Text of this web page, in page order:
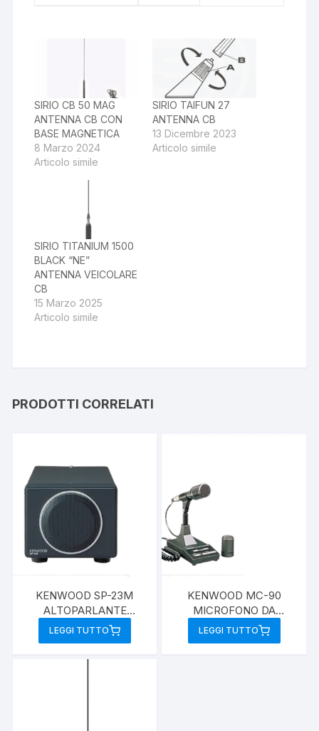
SIRIO CB 50 MAG
ANTENNA CB CON
BASE MAGNETICA
8 Marzo 2024
Articolo simile
SIRIO TAIFUN 27
ANTENNA CB
13 Dicembre 2023
Articolo simile
SIRIO TITANIUM 1500
BLACK “NE”
ANTENNA VEICOLARE
CB
15 Marzo 2025
Articolo simile
PRODOTTI CORRELATI
KENWOOD SP-23M
ALTOPARLANTE
ESTERNO
LEGGI TUTTO
KENWOOD MC-90
MICROFONO DA
TAVOLO
LEGGI TUTTO